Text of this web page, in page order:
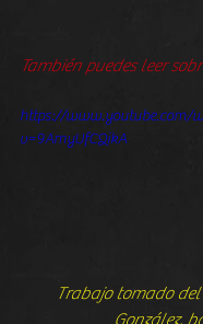
También puedes leer
https://www.youtube.com/
v=9AmyUfCQikA
Trabajo tomado
González,